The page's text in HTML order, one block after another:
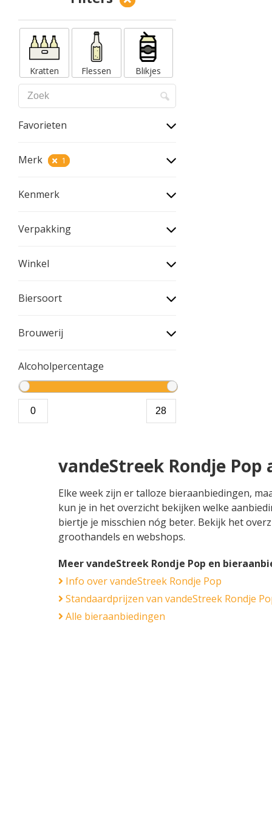
Kratten Flessen Blikjes
Favorieten
Merk 1
Kenmerk
Verpakking
Winkel
Biersoort
Brouwerij
Alcoholpercentage
vandeStreek Rondje Pop
Elke week zijn er talloze bieraanbiedingen,
kun je in het overzicht bekijken welke
biertje je misschien nóg beter. Bekijk het
groothandels en webshops.
Meer vandeStreek Rondje Pop en
Info over vandeStreek Rondje Pop
Standaardprijzen van vandeStreek Rondje
Alle bieraanbiedingen